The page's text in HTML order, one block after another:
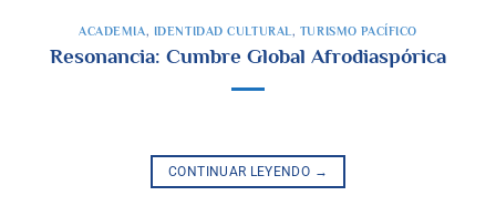
ACADEMIA, IDENTIDAD CULTURAL , TURISMO PACÍFICO
Resonancia: Cumbre Global Afrodiaspórica
CONTINUAR LEYENDO →